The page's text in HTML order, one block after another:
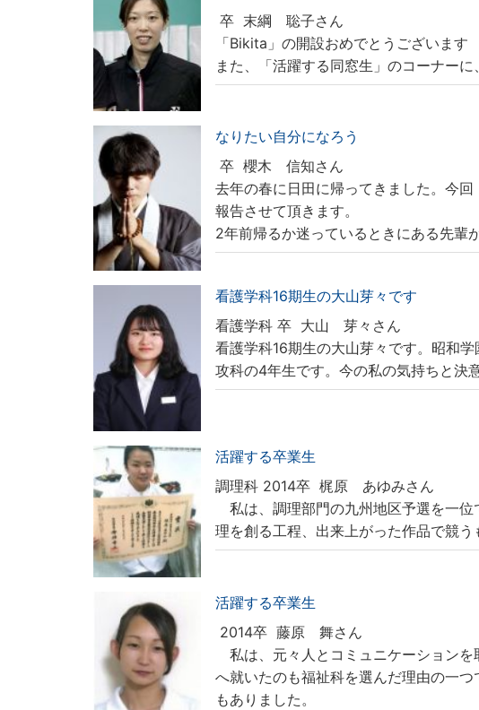
卒 末綱 聡子さん
「Bikita」の開設おめでとうございます
また、「活躍する同窓生」のコーナー
なりたい自分になろう
卒 櫻木 信知さん
去年の春に日田に帰ってきました。今
報告させて頂きます。
2年前帰るか迷っているときにある先輩
看護学科16期生の大山芽々です
看護学科 卒 大山 芽々さん
看護学科16期生の大山芽々です。昭和
攻科の4年生です。今の私の気持ちと決
活躍する卒業生
調理科 2014卒 梶原 あゆみさん
私は、調理部門の九州地区予選を一位
理を創る工程、出来上がった作品で競
活躍する卒業生
2014卒 藤原 舞さん
私は、元々人とコミュニケーションを
へ就いたのも福祉科を選んだ理由の一
もありました。